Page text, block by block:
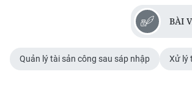
BÀI
Quản lý tài sản công sau sáp nhập Xử lý